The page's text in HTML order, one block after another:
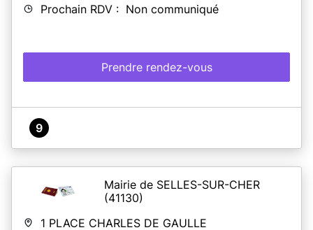
Prochain RDV : Non communiqué
Prendre rendez-vous
9
Mairie de SELLES-SUR-CHER
(41130)
1 PLACE CHARLES DE GAULLE